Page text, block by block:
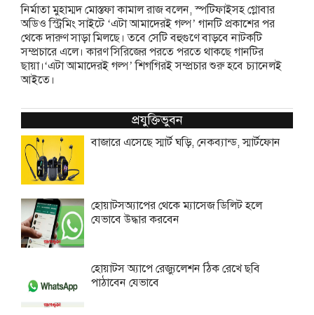
নির্মাতা মুহাম্মদ মোস্তফা কামাল রাজ বলেন, স্পটিফাইসহ গ্লোবার
অডিও স্ট্রিমিং সাইটে ‘এটা আমাদেরই গল্প’ গানটি প্রকাশের পর
থেকে দারুণ সাড়া মিলছে। তবে সেটি বহুগুণে বাড়বে নাটকটি
সম্প্রচারে এলে। কারণ সিরিজের পরতে পরতে থাকছে গানটির
ছায়া।‘এটা আমাদেরই গল্প’ শিগগিরই সম্প্রচার শুরু হবে চ্যানেলই
আইতে।
প্রযুক্তিভুবন
বাজারে এসেছে স্মার্ট ঘড়ি, নেকব্যান্ড, স্মার্টফোন
হোয়াটসঅ্যাপের থেকে ম্যাসেজ ডিলিট হলে
যেভাবে উদ্ধার করবেন
হোয়াটস অ্যাপে রেজ্যুলেশন ঠিক রেখে ছবি
পাঠাবেন যেভাবে